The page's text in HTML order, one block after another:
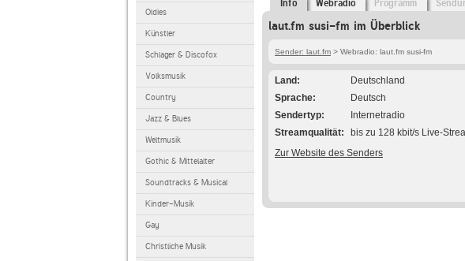
Oldies
Künstler
Schlager & Discofox
Volksmusik
Country
Jazz & Blues
Weltmusik
Gothic & Mittelalter
Soundtracks & Musical
Kinder-Musik
Gay
Christliche Musik
Info Webradio Programm
laut.fm susi-fm im Überblick
Sender: laut.fm > Webradio: laut.fm susi-fm
Land
Deutschland
Sprache
Deutsch
Sendertyp
Internetradio
Streamqualität
bis zu 128 kbit/s Live-
Zur Website des Senders